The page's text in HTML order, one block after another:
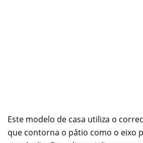
Este modelo de casa utiliza o
que contorna o pátio como o eixo